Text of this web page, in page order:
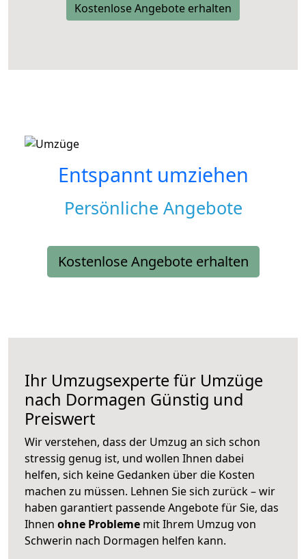
Kostenlose Angebote erhalten
Entspannt umziehen
Persönliche Angebote
Kostenlose Angebote erhalten
Ihr Umzugsexperte für Umzüge
nach Dormagen Günstig und
Preiswert
Wir verstehen, dass der Umzug an sich schon
stressig genug ist, und wollen Ihnen dabei
helfen, sich keine Gedanken über die Kosten
machen zu müssen. Lehnen Sie sich zurück – wir
haben garantiert passende Angebote für Sie, das
Ihnen ohne Probleme mit Ihrem Umzug von
Schwerin nach Dormagen helfen kann.